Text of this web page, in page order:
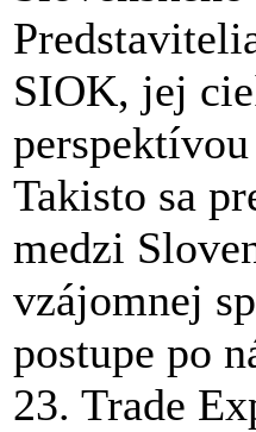
SIOK, jej
Takisto sa
medzi
vzájomnej
postupe po
23. Trade